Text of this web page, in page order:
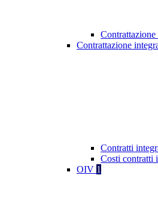
Contrattazione
Contratti
Costi contratti
OIV 1